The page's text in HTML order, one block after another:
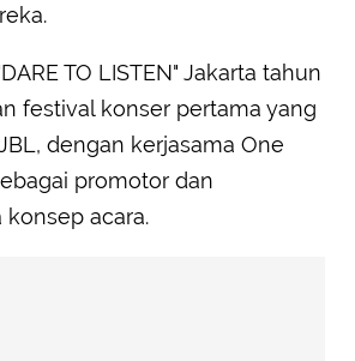
TO LISTEN" Jakarta tahun
festival konser pertama yang
dengan kerjasama One
promotor dan
acara.